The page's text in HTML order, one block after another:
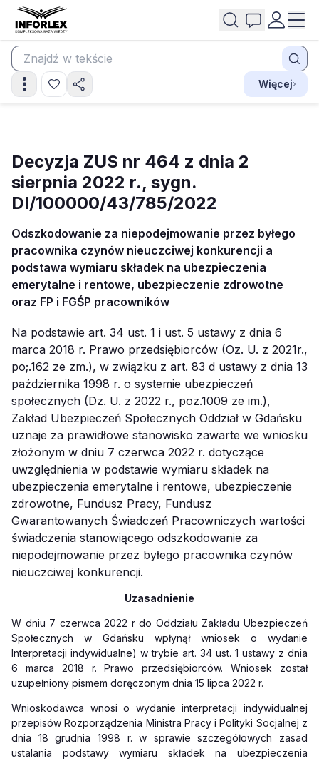
Więcej
Decyzja ZUS nr 464 z dnia 2
sierpnia 2022 r., sygn.
DI/100000/43/785/2022
Odszkodowanie za niepodejmowanie przez byłego
pracownika czynów nieuczciwej konkurencji a
podstawa wymiaru składek na ubezpieczenia
emerytalne i rentowe, ubezpieczenie zdrowotne
oraz FP i FGŚP pracowników
Na podstawie art. 34 ust. 1 i ust. 5 ustawy z dnia 6
marca 2018 r. Prawo przedsiębiorców (Oz. U. z 2021r.,
po;.162 ze zm.), w związku z art. 83 d ustawy z dnia 13
października 1998 r. o systemie ubezpieczeń
społecznych (Dz. U. z 2022 r., poz.1009 ze im.),
Zakład Ubezpieczeń Społecznych Oddział w Gdańsku
uznaje za prawidłowe stanowisko zawarte we wniosku
złożonym w dniu 7 czerwca 2022 r. dotyczące
uwzględnienia w podstawie wymiaru składek na
ubezpieczenia emerytalne i rentowe, ubezpieczenie
zdrowotne, Fundusz Pracy, Fundusz
Gwarantowanych Świadczeń Pracowniczych wartości
świadczenia stanowiącego odszkodowanie za
niepodejmowanie przez byłego pracownika czynów
nieuczciwej konkurencji.
Uzasadnienie
W dniu 7 czerwca 2022 r do Oddziału Zakładu Ubezpieczeń
Społecznych w Gdańsku wpłynął wniosek o wydanie
Interpretacji indywidualne) w trybie art. 34 ust. 1 ustawy z dnia
6 marca 2018 r. Prawo przedsiębiorców. Wniosek został
uzupełniony pismem doręczonym dnia 15 lipca 2022 r.
Wnioskodawca wnosi o wydanie interpretacji indywidualnej
przepisów Rozporządzenia Ministra Pracy i Polityki Socjalnej z
dnia 18 grudnia 1998 r. w sprawie szczegółowych zasad
ustalania podstawy wymiaru składek na ubezpieczenia